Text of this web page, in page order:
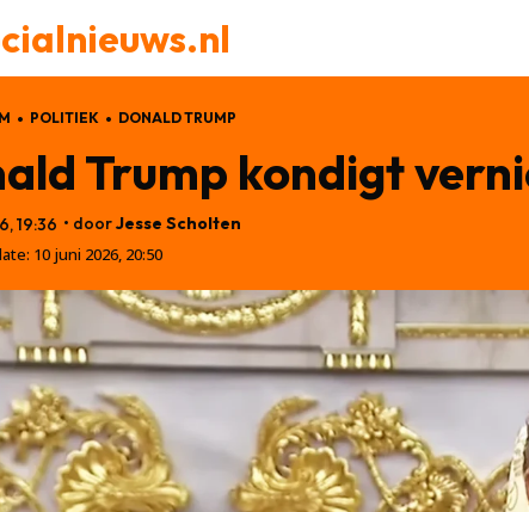
POLITIEK DONALD TRUMP
Trump kondigt
19:36 • doorJesse Scholten
10 juni 2026, 20:50